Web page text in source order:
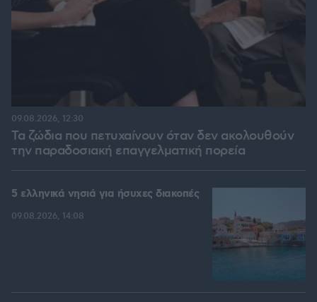
Τα ζώδια που πετυχαίνουν όταν δεν ακολουθούν
την παραδοσιακή επαγγελματική πορεία
09.08.2026, 12:30
5 ελληνικά νησιά για ήσυχες διακοπές
09.08.2026, 14:08